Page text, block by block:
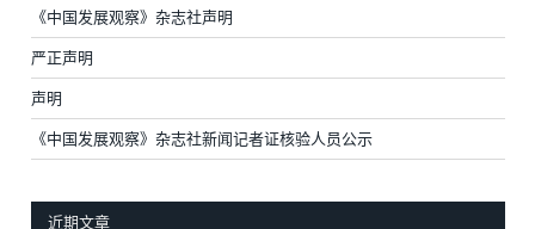
《中国发展观察》杂志社声明
严正声明
声明
《中国发展观察》杂志社新闻记者证核验人员公示
近期文章